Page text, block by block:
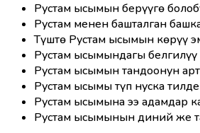
Рустам ысымын берүүгө
Рустам менен башталган
Түштө Рустам ысымын көрүү
Рустам ысымындагы
Рустам ысымын тандоонун
Рустам ысымы түп нуска
Рустам ысымына ээ адамдар
Рустам ысымынын диний же